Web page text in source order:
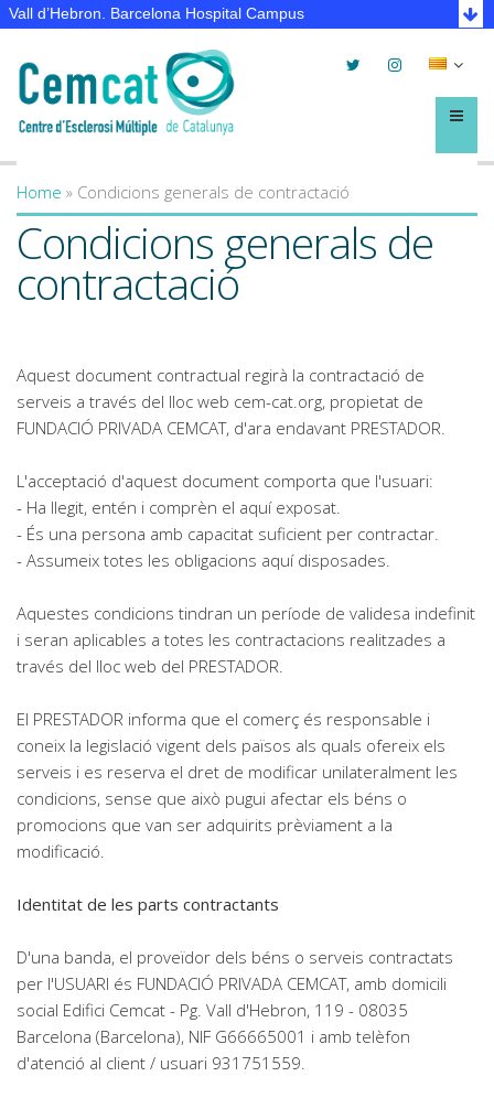
Vall d’Hebron. Barcelona Hospital Campus
TwitterInstagram
Menú
You are here
Home » Condicions generals de contractació
Condicions generals de
contractació
Aquest document contractual regirà la contractació de
serveis a través del lloc web cem-cat.org, propietat de
FUNDACIÓ PRIVADA CEMCAT, d'ara endavant PRESTADOR.
L'acceptació d'aquest document comporta que l'usuari:
- Ha llegit, entén i comprèn el aquí exposat.
- És una persona amb capacitat suficient per contractar.
- Assumeix totes les obligacions aquí disposades.
Aquestes condicions tindran un període de validesa indefinit
i seran aplicables a totes les contractacions realitzades a
través del lloc web del PRESTADOR.
El PRESTADOR informa que el comerç és responsable i
coneix la legislació vigent dels països als quals ofereix els
serveis i es reserva el dret de modificar unilateralment les
condicions, sense que això pugui afectar els béns o
promocions que van ser adquirits prèviament a la
modificació.
Identitat de les parts contractants
D'una banda, el proveïdor dels béns o serveis contractats
per l'USUARI és FUNDACIÓ PRIVADA CEMCAT, amb domicili
social Edifici Cemcat - Pg. Vall d'Hebron, 119 - 08035
Barcelona (Barcelona), NIF G66665001 i amb telèfon
d'atenció al client / usuari 931751559.